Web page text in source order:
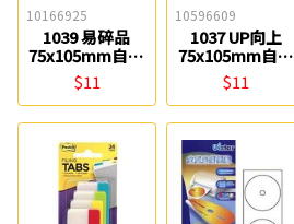
10166925
1039 易碎品
75x105mm自粘
標籤 鶴屋
$11
10596609
1037 UP向上
75x105mm自粘
標籤 鶴屋
$11